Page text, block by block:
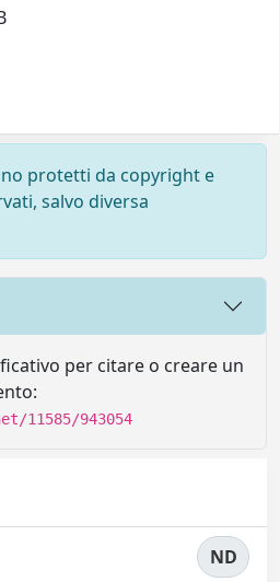
protetti da copyright e
salvo diversa
per citare o creare un
11585/943054
ND